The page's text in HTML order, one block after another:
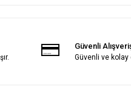
Güvenli
Güvenli ve